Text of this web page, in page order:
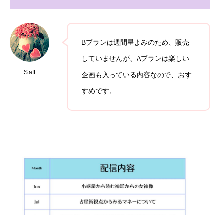
Staff
Bプランは週間星よみのため、販売
していませんが、Aプランは楽しい
企画も入っている内容なので、おす
すめです。